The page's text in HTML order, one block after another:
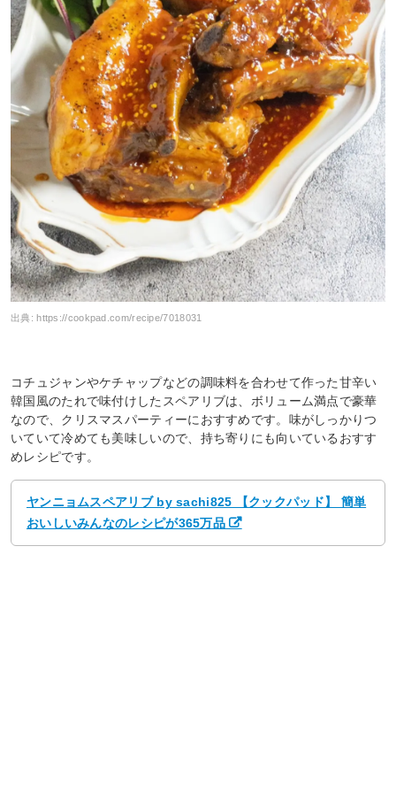
出典:https://cookpad.com/recipe/7018031
コチュジャンやケチャップなどの調味料を合わせて作った甘辛い
韓国風のたれで味付けしたスペアリブは、ボリューム満点で豪華
なので、クリスマスパーティーにおすすめです。味がしっかりつ
いていて冷めても美味しいので、持ち寄りにも向いているおすす
めレシピです。
ヤンニョムスペアリブ by sachi825 【クックパッド】 簡単
おいしいみんなのレシピが365万品